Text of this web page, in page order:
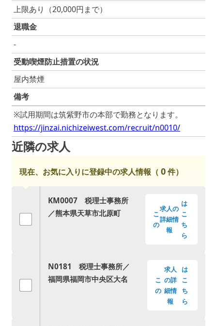
上限あり（20,000円まで）
退職金
-
受動喫煙防止措置の状況
屋内禁煙
備考
※試用期間は筑紫野市の本部で勤務となります。
https://jinzai.nichizeiwest.com/recruit/n0010/
近隣の求人
現在、お気に入りに登録中の求人情報（ 0件）
KM0007 税理士事務所
／熊本県天草市北原町
こ
の
求人の
詳細情
報
は
こ
ち
ら
N0181 税理士事務所／
福岡県福岡市中央区大名
こ
の
求人
の詳
細情
報
は
こ
ち
ら